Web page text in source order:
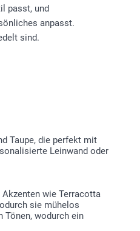
passt, und
anpasst.
sind.
Taupe, die perfekt mit
Leinwand oder
wie Terracotta
sie mühelos
Tönen, wodurch ein